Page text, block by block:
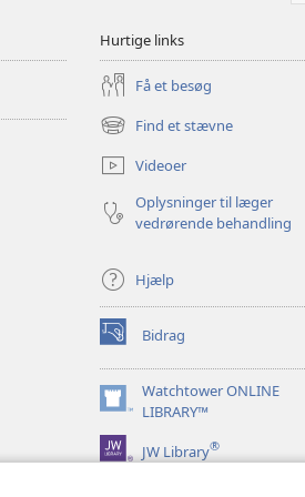
Hurtige links
Få et besøg
Find et stævne
(åbner
nyt
vindue)
Videoer
Oplysninger til læger
vedrørende behandling
Hjælp
Bidrag
(åbner
nyt
vindue)Watchtower ONLINE
LIBRARY™
(åbner
nyt
vindue)JW Library®